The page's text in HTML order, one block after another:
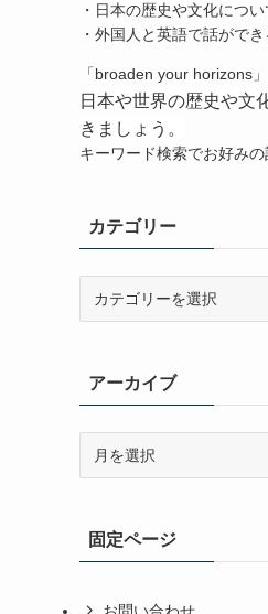
・日本の歴史や文化につい
・外国人と英語で話ができ
「broaden your horizons」
日本や世界の歴史や文
きましょう。
キーワード検索でお好みの
カテゴリー
ーアーカイブ
ブ固定ページ
お問い合わせ